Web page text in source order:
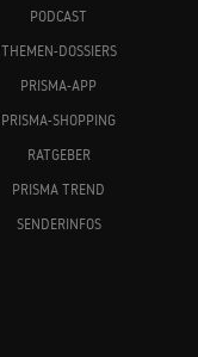
PODCAST
THEMEN-DOSSIERS
PRISMA-APP
PRISMA-SHOPPING
RATGEBER
PRISMA TREND
SENDERINFOS